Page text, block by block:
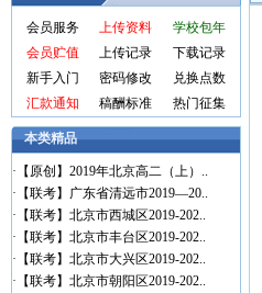
会员服务 上传资料
学校包年
会员贮值
上传记录
下载记录
新手入门
密码修改
兑换点数
汇款通知
稿酬标准 热门征集
本类精品
· 【原创】2019年北京高二（上）..
· 【联考】广东省清远市2019—20..
· 【联考】北京市西城区2019-202..
· 【联考】北京市丰台区2019-202..
· 【联考】北京市大兴区2019-202..
· 【联考】北京市朝阳区2019-202..